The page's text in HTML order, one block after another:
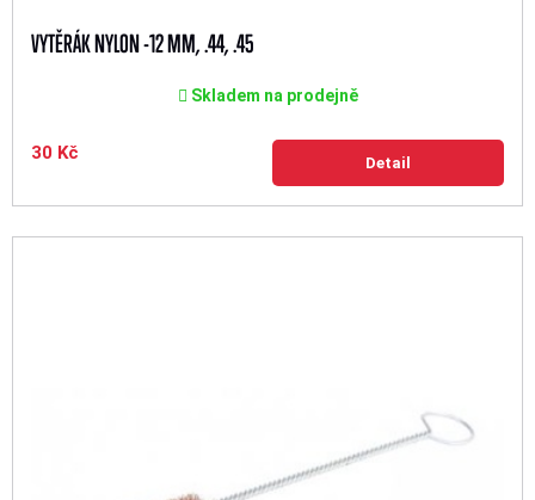
VYTĚRÁK NYLON -12 MM, .44, .45
Skladem na prodejně
30 Kč Detail